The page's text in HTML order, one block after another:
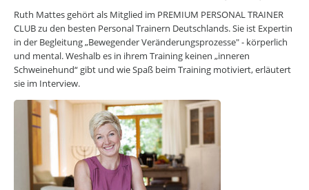
Personal Coaching
Wunscharbeitgeber-News
E-Bibliothek
E-Videothek
Veranstaltungen
CAREERS LOUNGE NEWSLETTER
Mit dem E-Mail Newsletter informieren wir Sie regelmäßig über
spannende Neuigkeiten innerhalb der CAREERS LOUNGE.
NEWSLETTER ANMELDUNG
Ruth Mattes gehört als Mitglied im PREMIUM PERSONAL TRAINER
CLUB zu den besten Personal Trainern Deutschlands. Sie ist Expertin
in der Begleitung „Bewegender Veränderungsprozesse" - körperlich
und mental. Weshalb es in ihrem Training keinen „inneren
Schweinehund“ gibt und wie Spaß beim Training motiviert, erläutert
sie im Interview.